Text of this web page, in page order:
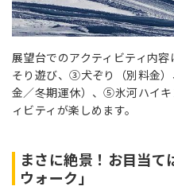
展望台でのアクティビティ内
そり遊び、③犬ぞり（別料金
金／冬期運休）、⑤氷河ハイ
ィビティが楽しめます。
まさに絶景！お目当て
ウォーク」